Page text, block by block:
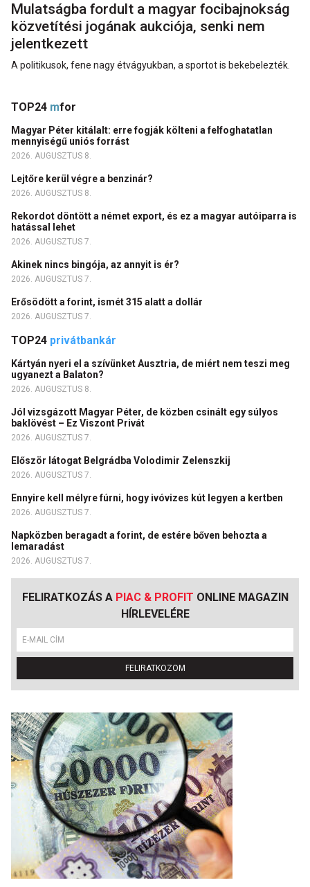
Mulatságba fordult a magyar focibajnokság
közvetítési jogának aukciója, senki nem
jelentkezett
A politikusok, fene nagy étvágyukban, a sportot is bekebelezték.
TOP24 mfor
Magyar Péter kitálalt: erre fogják költeni a felfoghatatlan
mennyiségű uniós forrást
2026. AUGUSZTUS 8.
Lejtőre kerül végre a benzinár?
2026. AUGUSZTUS 8.
Rekordot döntött a német export, és ez a magyar autóiparra is
hatással lehet
2026. AUGUSZTUS 7.
Akinek nincs bingója, az annyit is ér?
2026. AUGUSZTUS 7.
Erősödött a forint, ismét 315 alatt a dollár
2026. AUGUSZTUS 7.
TOP24 privátbankár
Kártyán nyeri el a szívünket Ausztria, de miért nem teszi meg
ugyanezt a Balaton?
2026. AUGUSZTUS 8.
Jól vizsgázott Magyar Péter, de közben csinált egy súlyos
baklövést – Ez Viszont Privát
2026. AUGUSZTUS 7.
Először látogat Belgrádba Volodimir Zelenszkij
2026. AUGUSZTUS 7.
Ennyire kell mélyre fúrni, hogy ivóvizes kút legyen a kertben
2026. AUGUSZTUS 7.
Napközben beragadt a forint, de estére bőven behozta a
lemaradást
2026. AUGUSZTUS 7.
FELIRATKOZÁS A PIAC & PROFIT ONLINE MAGAZIN
HÍRLEVELÉRE
FELIRATKOZOM